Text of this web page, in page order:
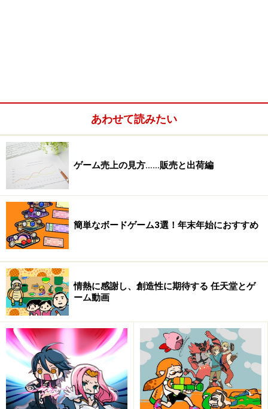
あわせて読みたい
ゲーム売上の見方……販売と出荷編
簡単なボードゲーム3選！年末年始におすすめ
情熱に感謝し、創造性に期待する 任天堂とゲ
ーム動画